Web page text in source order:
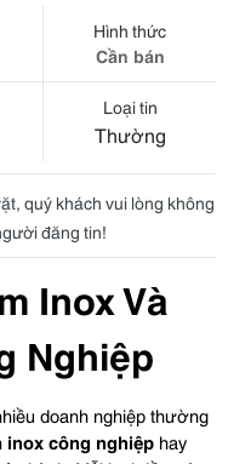
Hình thức
Cần bán
Loại tin
Thường
quý khách vui lòng không
đăng tin!
Inox Và
Nghiệp
doanh nghiệp thường
inox công nghiệp hay